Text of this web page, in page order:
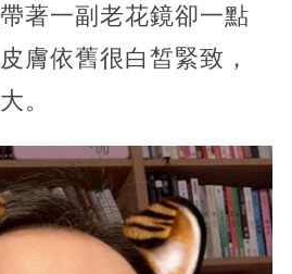
著一副老花鏡卻一點
膚依舊很白皙緊致，
。